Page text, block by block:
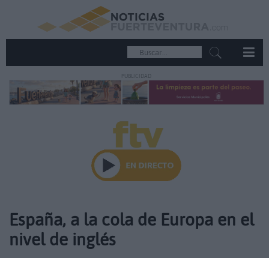
PUBLICIDAD
España, a la cola de Europa en el
nivel de inglés